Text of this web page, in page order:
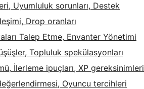
Uyumluluk sorunları, Destek
Drop oranları
Talep Etme, Envanter Yönetimi
Topluluk spekülasyonları
İlerleme ipuçları, XP gereksinimleri
Oyuncu tercihleri